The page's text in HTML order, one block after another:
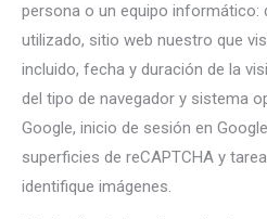
persona o un equipo informático:
utilizado, sitio web nuestro que
incluido, fecha y duración de la
del tipo de navegador y sistema
Google, inicio de sesión en
superficies de reCAPTCHA y
identifique imágenes.